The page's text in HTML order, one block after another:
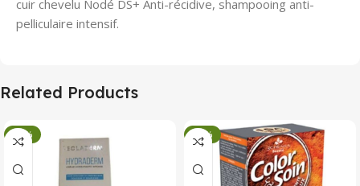
cuir chevelu Nodé DS+ Anti-récidive, shampooing anti-
pelliculaire intensif.
Related Products
-34% -34%